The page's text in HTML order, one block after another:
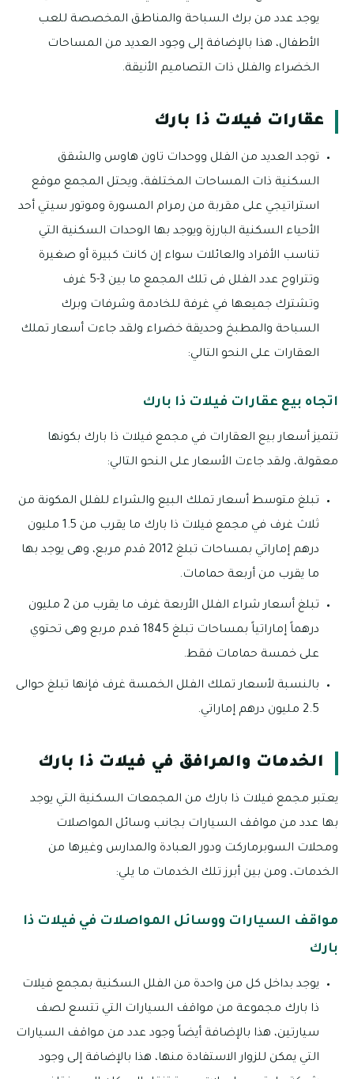
يوجد عدد من برك السباحة والمناطق المخصصة للعب
الأطفال، هذا بالإضافة إلى وجود العديد من المساحات
الخضراء والفلل ذات التصاميم الأنيقة.
عقارات فيلات ذا بارك
توجد العديد من الفلل ووحدات تاون هاوس والشقق
السكنية ذات المساحات المختلفة، ويحتل المجمع موقع
استراتيجي على مقربة من رمرام المسورة وموتور سيتي أحد
الأحياء السكنية البارزة ويوجد بها الوحدات السكنية التي
تناسب الأفراد والعائلات سواء إن كانت كبيرة أو صغيرة
وتتراوح عدد الفلل فى تلك المجمع ما بين 3-5 غرف
وتشترك جميعها في غرفة للخادمة وشرفات وبرك
السباحة والمطبخ وحديقة خضراء ولقد جاءت أسعار تملك
العقارات على النحو التالي:
اتجاه بيع عقارات فيلات ذا بارك
تتميز أسعار بيع العقارات في مجمع فيلات ذا بارك بكونها
معقولة، ولقد جاءت الأسعار على النحو التالي:
تبلغ متوسط أسعار تملك البيع والشراء للفلل المكونة من
ثلاث غرف في مجمع فيلات ذا بارك ما يقرب من 1.5 مليون
درهم إماراتي بمساحات تبلغ 2012 قدم مربع، وهى يوجد بها
ما يقرب من أربعة حمامات.
تبلغ أسعار شراء الفلل الأربعة غرف ما يقرب من 2 مليون
درهماً إماراتياً بمساحات تبلغ 1845 قدم مربع وهى تحتوي
على خمسة حمامات فقط.
بالنسبة لأسعار تملك الفلل الخمسة غرف فإنها تبلغ حوالى
2.5 مليون درهم إماراتي.
الخدمات والمرافق في فيلات ذا بارك
يعتبر مجمع فيلات ذا بارك من المجمعات السكنية التي يوجد
بها عدد من مواقف السيارات بجانب وسائل المواصلات
ومحلات السوبرماركت ودور العبادة والمدارس وغيرها من
الخدمات، ومن بين أبرز تلك الخدمات ما يلي:
مواقف السيارات ووسائل المواصلات في فيلات ذا
بارك
يوجد بداخل كل من واحدة من الفلل السكنية بمجمع فيلات
ذا بارك مجموعة من مواقف السيارات التي تتسع لصف
سيارتين، هذا بالإضافة أيضاً وجود عدد من مواقف السيارات
التي يمكن للزوار الاستفادة منها، هذا بالإضافة إلى وجود